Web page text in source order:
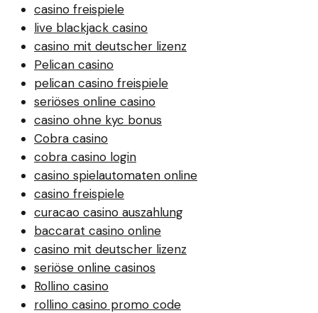
casino freispiele
live blackjack casino
casino mit deutscher lizenz
Pelican casino
pelican casino freispiele
seriöses online casino
casino ohne kyc bonus
Cobra casino
cobra casino login
casino spielautomaten online
casino freispiele
curacao casino auszahlung
baccarat casino online
casino mit deutscher lizenz
seriöse online casinos
Rollino casino
rollino casino promo code